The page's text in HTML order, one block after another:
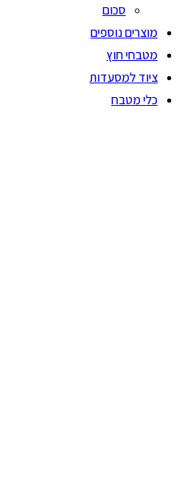
סכום
מוצרים נוספים
מטבחי חוץ
ציוד למסעדות
כלי מטבח